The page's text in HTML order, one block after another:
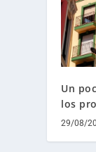
Un
los
29/08/